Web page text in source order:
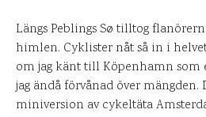
Längs Peblings Sø tilltog
himlen. Cyklister nåt så in i
om jag känt till Köpenhamn som
jag ändå förvånad över mängden.
miniversion av cykeltäta